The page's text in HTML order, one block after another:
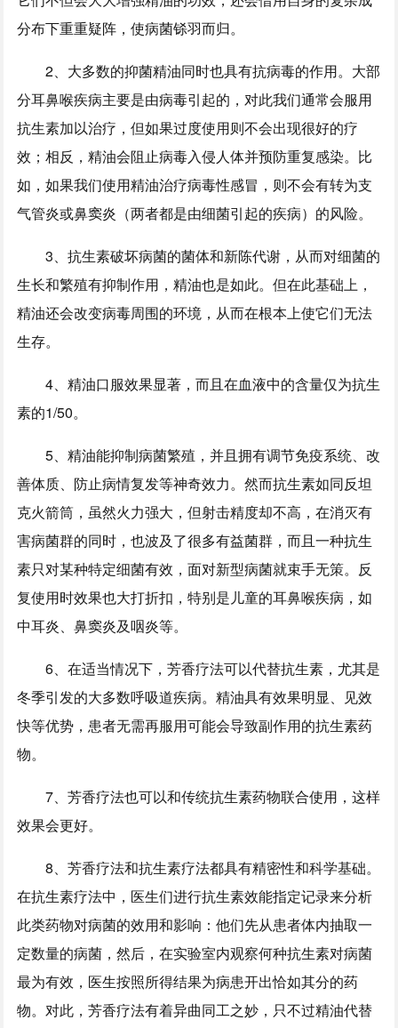
分布下重重疑阵，使病菌铩羽而归。
2、大多数的抑菌精油同时也具有抗病毒的作用。大部
分耳鼻喉疾病主要是由病毒引起的，对此我们通常会服用
抗生素加以治疗，但如果过度使用则不会出现很好的疗
效；相反，精油会阻止病毒入侵人体并预防重复感染。比
如，如果我们使用精油治疗病毒性感冒，则不会有转为支
气管炎或鼻窦炎（两者都是由细菌引起的疾病）的风险。
3、抗生素破坏病菌的菌体和新陈代谢，从而对细菌的
生长和繁殖有抑制作用，精油也是如此。但在此基础上，
精油还会改变病毒周围的环境，从而在根本上使它们无法
生存。
4、精油口服效果显著，而且在血液中的含量仅为抗生
素的1/50。
5、精油能抑制病菌繁殖，并且拥有调节免疫系统、改
善体质、防止病情复发等神奇效力。然而抗生素如同反坦
克火箭筒，虽然火力强大，但射击精度却不高，在消灭有
害病菌群的同时，也波及了很多有益菌群，而且一种抗生
素只对某种特定细菌有效，面对新型病菌就束手无策。反
复使用时效果也大打折扣，特别是儿童的耳鼻喉疾病，如
中耳炎、鼻窦炎及咽炎等。
6、在适当情况下，芳香疗法可以代替抗生素，尤其是
冬季引发的大多数呼吸道疾病。精油具有效果明显、见效
快等优势，患者无需再服用可能会导致副作用的抗生素药
物。
7、芳香疗法也可以和传统抗生素药物联合使用，这样
效果会更好。
8、芳香疗法和抗生素疗法都具有精密性和科学基础。
在抗生素疗法中，医生们进行抗生素效能指定记录来分析
此类药物对病菌的效用和影响：他们先从患者体内抽取一
定数量的病菌，然后，在实验室内观察何种抗生素对病菌
最为有效，医生按照所得结果为病患开出恰如其分的药
物。对此，芳香疗法有着异曲同工之妙，只不过精油代替